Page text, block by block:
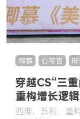
卿慕 心零售
穿越CS“三
重构增长逻辑
四维、五利，重